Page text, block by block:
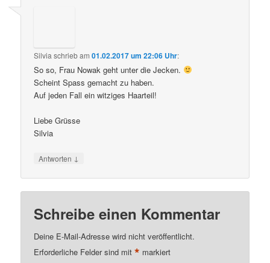
Silvia schriebam01.02.2017 um 22:06 Uhr:
So so, Frau Nowak geht unter die Jecken.
Scheint Spass gemacht zu haben.
Auf jeden Fall ein witziges Haarteil!
Liebe Grüsse
Silvia
Antworten ↓
Schreibe einen Kommentar
Deine E-Mail-Adresse wird nicht veröffentlicht.
Erforderliche Felder sind mit* markiert